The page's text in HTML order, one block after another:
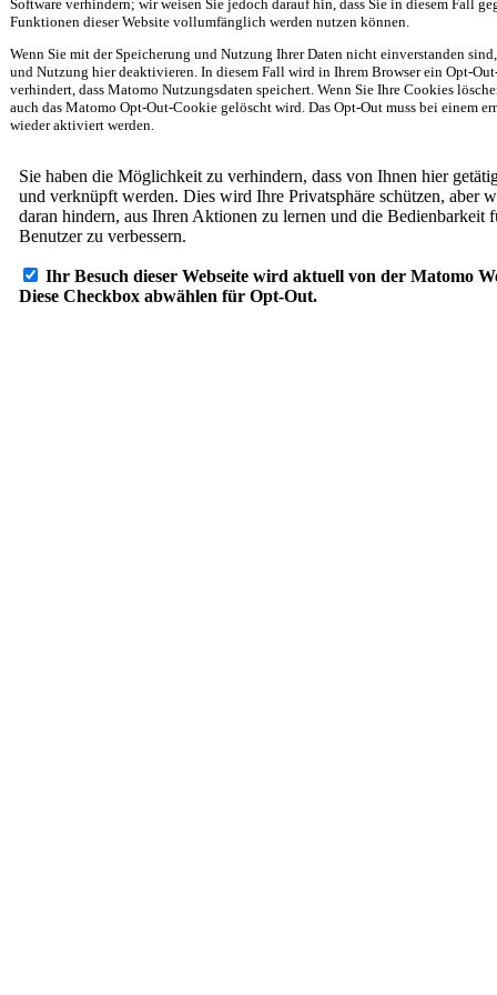
Software verhindern; wir weisen Sie jedoch darauf hin, dass Sie in diesem Fall
Funktionen dieser Website vollumfänglich werden nutzen können.
Wenn Sie mit der Speicherung und Nutzung Ihrer Daten nicht einverstanden
und Nutzung hier deaktivieren. In diesem Fall wird in Ihrem Browser ein Opt-
verhindert, dass Matomo Nutzungsdaten speichert. Wenn Sie Ihre Cookies
auch das Matomo Opt-Out-Cookie gelöscht wird. Das Opt-Out muss bei einem
wieder aktiviert werden.